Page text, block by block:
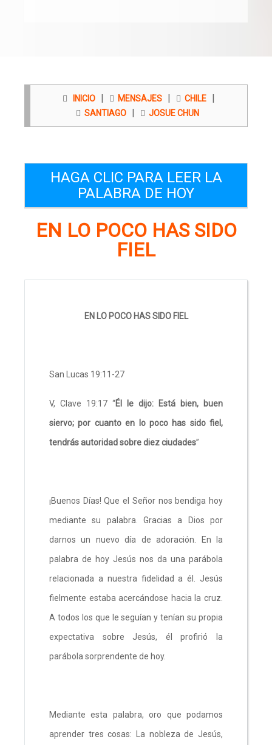
INICIO | MENSAJES | CHILE |
SANTIAGO | JOSUE CHUN
HAGA CLIC PARA LEER LA
PALABRA DE HOY
EN LO POCO HAS SIDO
FIEL
EN LO POCO HAS SIDO FIEL
San Lucas 19:11-27
V, Clave 19:17 “Él le dijo: Está bien, buen
siervo; por cuanto en lo poco has sido fiel,
tendrás autoridad sobre diez ciudades”
¡Buenos Días! Que el Señor nos bendiga hoy
mediante su palabra. Gracias a Dios por
darnos un nuevo día de adoración. En la
palabra de hoy Jesús nos da una parábola
relacionada a nuestra fidelidad a él. Jesús
fielmente estaba acercándose hacia la cruz.
A todos los que le seguían y tenían su propia
expectativa sobre Jesús, él profirió la
parábola sorprendente de hoy.
Mediante esta palabra, oro que podamos
aprender tres cosas: La nobleza de Jesús,